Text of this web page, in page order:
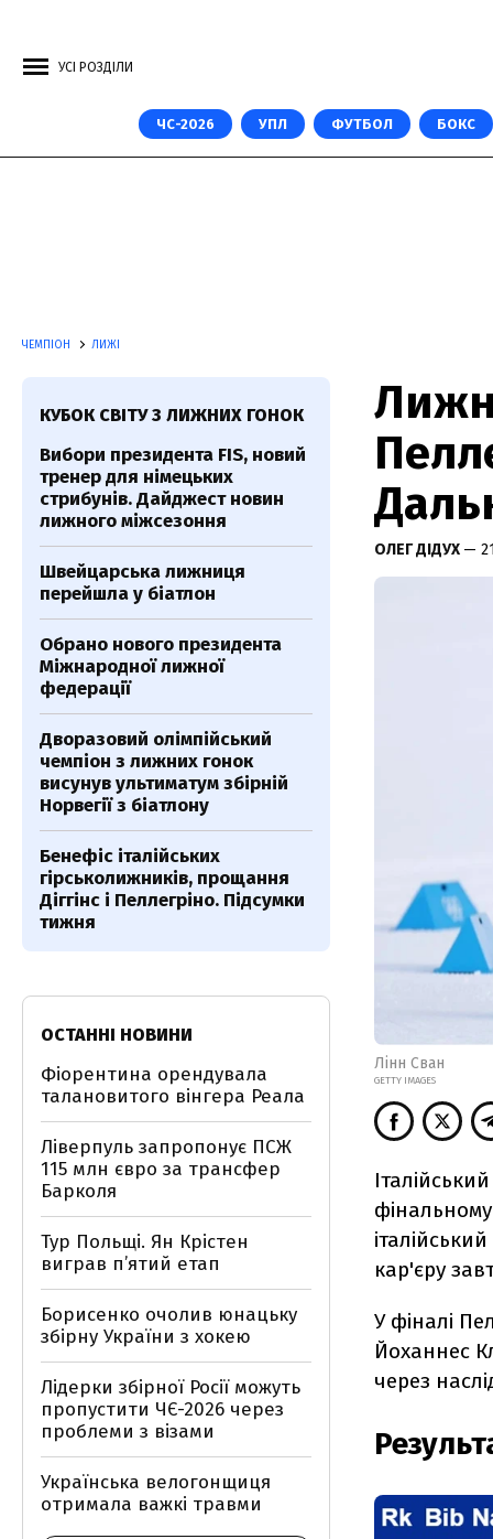
УСІ РОЗДІЛИ
ЧС-2026 УПЛ ФУТБОЛ БОКС
ЧЕМПІОН ЛИЖІ
ОЛЕГ ДІДУХ —
Лінн Сван
GETTY IMAGES
кар'єру
У фіналі
Йоханнес
через
КУБОК СВІТУ З ЛИЖНИХ ГОНОК
Вибори президента FIS, новий
тренер для німецьких
стрибунів. Дайджест новин
лижного міжсезоння
Швейцарська лижниця
перейшла у біатлон
Обрано нового президента
Міжнародної лижної
федерації
Дворазовий олімпійський
чемпіон з лижних гонок
висунув ультиматум збірній
Норвегії з біатлону
Бенефіс італійських
гірськолижників, прощання
Діггінс і Пеллегріно. Підсумки
тижня
ОСТАННІ НОВИНИ
Фіорентина орендувала
талановитого вінгера Реала
Ліверпуль запропонує ПСЖ
115 млн євро за трансфер
Барколя
Тур Польщі. Ян Крістен
виграв п’ятий етап
Борисенко очолив юнацьку
збірну України з хокею
Лідерки збірної Росії можуть
пропустити ЧЄ-2026 через
проблеми з візами
Українська велогонщиця
отримала важкі травми